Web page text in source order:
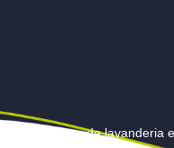
Empresa de lavanderia